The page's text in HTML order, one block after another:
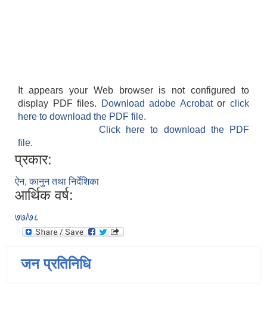
It appears your Web browser is not configured to
display PDF files.
Download adobe Acrobatorclick
here to download the PDF file.
Click here to download the PDF
file.
प्रकार:
ऐन, कानुन तथा निर्देशिका
आर्थिक वर्ष:
७७/७८
जन प्रतिनिधि